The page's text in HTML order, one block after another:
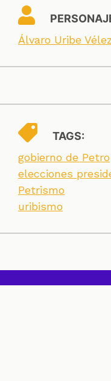
Álvaro Uribe Vélez
TAGS:
gobierno de Petro
elecciones
Petrismo
uribismo